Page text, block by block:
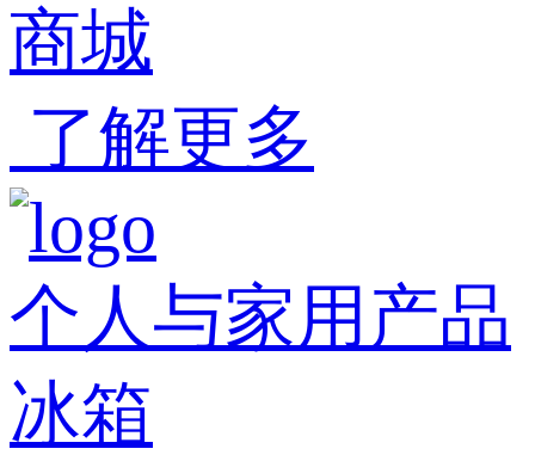
商城
了解更多
个人与家用产品
冰箱